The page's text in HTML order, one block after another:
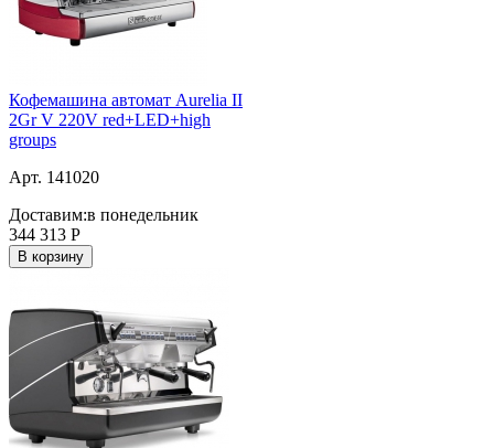
Кофемашина автомат Aurelia II
2Gr V 220V red+LED+high
groups
Арт. 141020
Доставим:в понедельник
344 313 Р
В корзину